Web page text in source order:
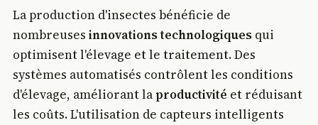
La production d'insectes bénéficie de
nombreusesinnovations technologiques qui
optimisent l'élevage et le traitement. Des
systèmes automatisés contrôlent les conditions
d'élevage, améliorant la productivité et réduisant
les coûts. L'utilisation de capteurs intelligents